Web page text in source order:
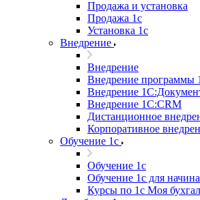
Продажа и установка
Продажа 1с
Установка 1с
Внедрение
Внедрение
Внедрение программы
Внедрение
Внедрение 1С:CRM
Дистанционное
Корпоративное
Обучение 1с
Обучение 1с
Обучение 1с для
Курсы по 1с Моя